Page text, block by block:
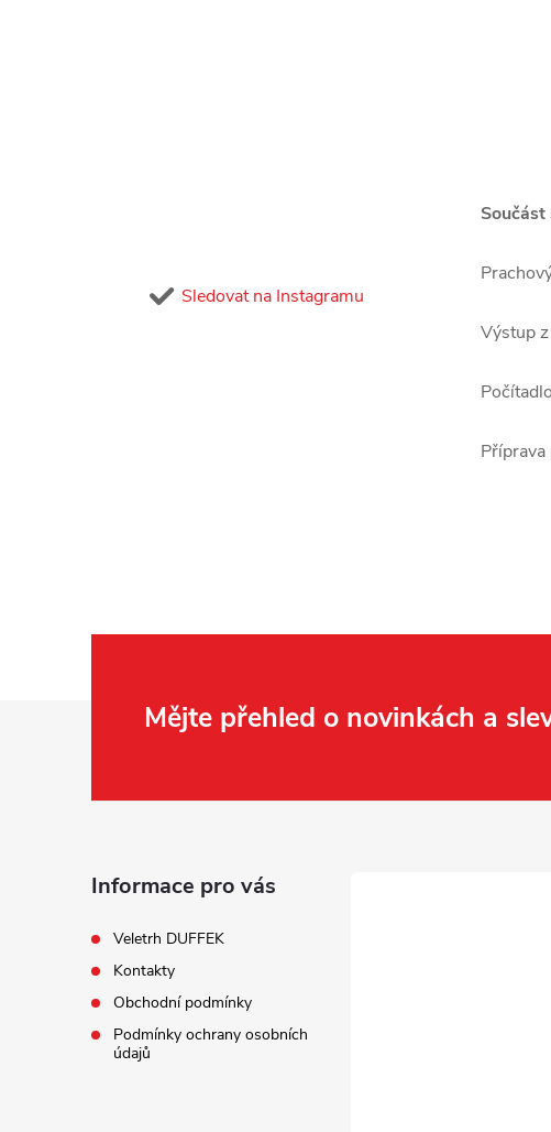
Sledovat na Instagramu
Výstup
Mějte přehled o novinkách a
Informace pro vás
Veletrh DUFFEK
Kontakty
Obchodní podmínky
Podmínky ochrany osobních
údajů